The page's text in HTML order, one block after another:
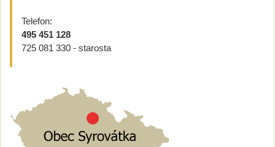
Telefon:
495 451 128
725 081 330 - starosta